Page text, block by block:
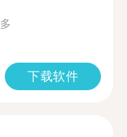
下载软件